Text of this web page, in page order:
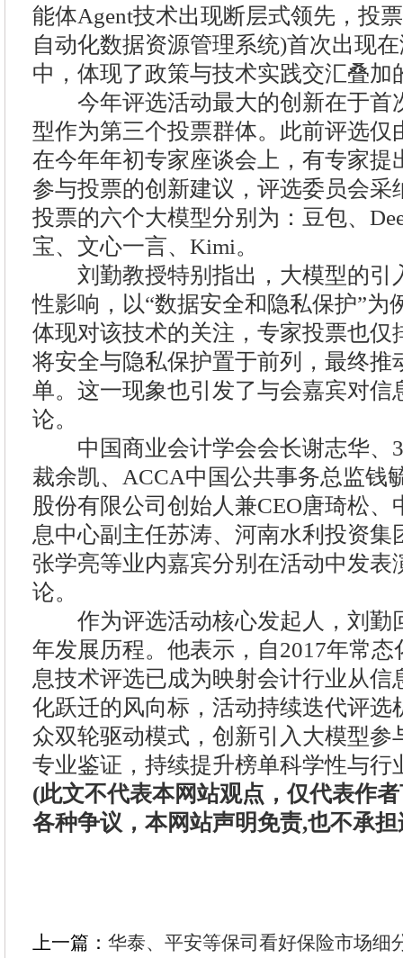
能体Agent技术出现断层式领先，投
自动化数据资源管理系统)首次出现
中，体现了政策与技术实践交汇叠加
今年评选活动最大的创新在于首
型作为第三个投票群体。此前评选仅
在今年年初专家座谈会上，有专家提
参与投票的创新建议，评选委员会采
投票的六个大模型分别为：豆包、
宝、文心一言、Kimi。
刘勤教授特别指出，大模型的引
性影响，以“数据安全和隐私保护”为
体现对该技术的关注，专家投票也仅
将安全与隐私保护置于前列，最终推
单。这一现象也引发了与会嘉宾对信
论。
中国商业会计学会会长谢志华、
裁余凯、ACCA中国公共事务总监钱
股份有限公司创始人兼CEO唐琦松
息中心副主任苏涛、河南水利投资集
张学亮等业内嘉宾分别在活动中发表
论。
作为评选活动核心发起人，刘勤
年发展历程。他表示，自2017年常
息技术评选已成为映射会计行业从信
化跃迁的风向标，活动持续迭代评选
众双轮驱动模式，创新引入大模型参
专业鉴证，持续提升榜单科学性与行
(此文不代表本网站观点，仅代表作
各种争议，本网站声明免责,也不承
上一篇： 华泰、平安等保司看好保险市场细